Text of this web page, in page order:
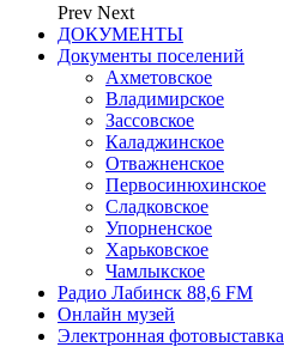
Prev Next
ДОКУМЕНТЫ
Документы поселений
Ахметовское
Владимирское
Зассовское
Каладжинское
Отважненское
Первосинюхинское
Сладковское
Упорненское
Харьковское
Чамлыкское
Радио Лабинск 88,6 FM
Онлайн музей
Электронная фотовыставка